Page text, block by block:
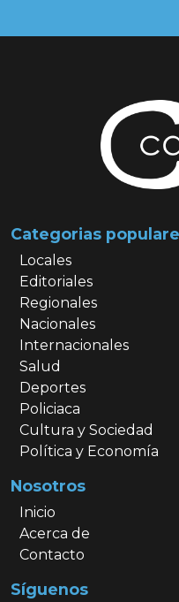
Categorias
Locales
Editoriales
Regionales
Nacionales
Internacionales
Salud
Deportes
Policiaca
Cultura y Sociedad
Política y Economía
Nosotros
Inicio
Acerca de
Contacto
Síguenos